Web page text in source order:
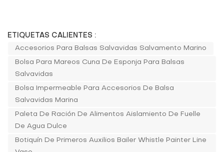
ETIQUETAS CALIENTES :
Accesorios Para Balsas Salvavidas Salvamento Marino
Bolsa Para Mareos Cuna De Esponja Para Balsas
Salvavidas
Bolsa Impermeable Para Accesorios De Balsa
Salvavidas Marina
Paleta De Ración De Alimentos Aislamiento De Fuelle
De Agua Dulce
Botiquín De Primeros Auxilios Bailer Whistle Painter Line